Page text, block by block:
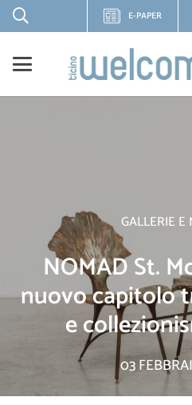
E-PAPER
GALLERIE E
NOMAD St.
nuovo capitolo
e
03